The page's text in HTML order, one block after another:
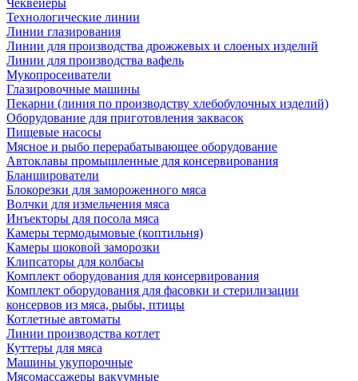
Чеквейеры
Технологические линии
Линии глазирования
Линии для производства дрожжевых и слоеных изделий
Линии для производства вафель
Мукопросеиватели
Глазировочные машины
Пекарни (линия по производству хлебобулочных изделий)
Оборудование для приготовления заквасок
Пищевые насосы
Мясное и рыбо перерабатывающее оборудование
Автоклавы промышленные для консервирования
Бланширователи
Блокорезки для замороженного мяса
Волчки для измельчения мяса
Инъекторы для посола мяса
Камеры термодымовые (коптильня)
Камеры шоковой заморозки
Клипсаторы для колбасы
Комплект оборудования для консервирования
Комплект оборудования для фасовки и стерилизации
консервов из мяса, рыбы, птицы
Котлетные автоматы
Линии производства котлет
Куттеры для мяса
Машины укупорочные
Мясомассажеры вакуумные